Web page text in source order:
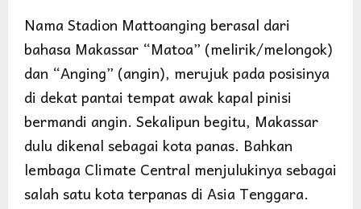
Nama Stadion Mattoanging berasal dari
bahasa Makassar “Matoa” (melirik/melongok)
dan “Anging” (angin), merujuk pada posisinya
di dekat pantai tempat awak kapal pinisi
bermandi angin. Sekalipun begitu, Makassar
dulu dikenal sebagai kota panas. Bahkan
lembaga Climate Central menjulukinya sebagai
salah satu kota terpanas di Asia Tenggara.